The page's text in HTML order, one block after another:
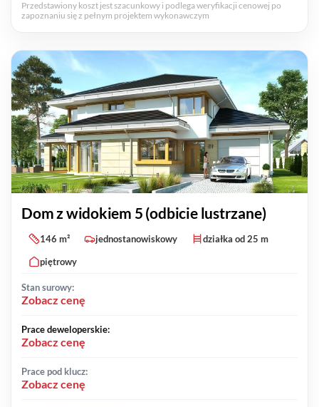
Przedstawiony koszt jest szacunkowy i podlega weryfikacji cenowej po
zapoznaniu się z pełnym projektem wykonawczym
Dom z widokiem 5 (odbicie lustrzane)
146 m² jednostanowiskowy
działka od 25 m
piętrowy
Stan surowy:
Zobacz cenę
Prace deweloperskie:
Zobacz cenę
Prace pod klucz:
Zobacz cenę